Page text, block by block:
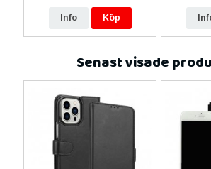
Info Köp
Senast visade